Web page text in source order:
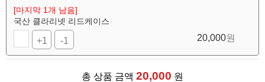
[마지막 1개 남음]
국산 클라리넷 리드케이스
+1 -1 20,000원
총 상품 금액 20,000 원